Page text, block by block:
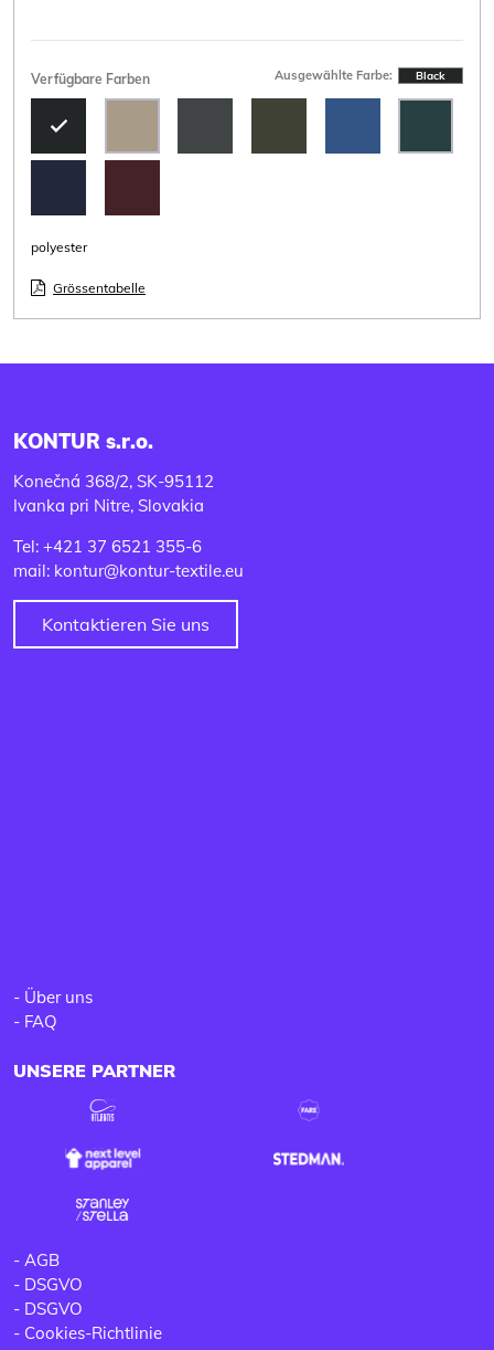
Verfügbare Farben Ausgewählte Farbe: Black
polyester
Grössentabelle
KONTUR s.r.o.
Konečná 368/2, SK-95112
Ivanka pri Nitre, Slovakia
Tel: +421 37 6521 355-6
mail: kontur@kontur-textile.eu
Kontaktieren Sie uns
- Über uns
- FAQ
UNSERE PARTNER
- AGB
- DSGVO
- DSGVO
- Cookies-Richtlinie